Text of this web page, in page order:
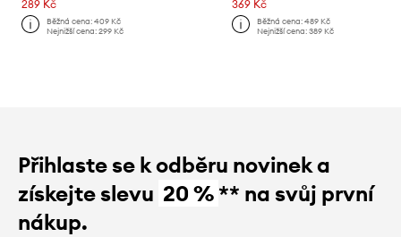
289 Kč
Běžná cena:409 Kč
Nejnižší cena:299 Kč
369 Kč
Běžná cena: 489 Kč
Nejnižší cena: 389 Kč
Přihlaste se k odběru novinek a
získejte slevu 20 %** na svůj první
nákup.